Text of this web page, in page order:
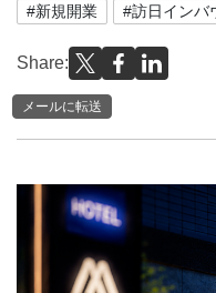
#新規開業
#訪日インバ
Share:
メールに転送